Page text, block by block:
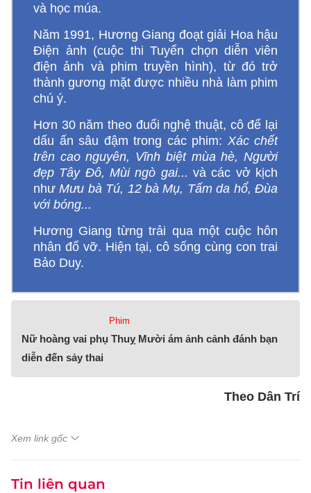
và học múa.
Năm 1991, Hương Giang đoạt giải Hoa hậu
Điện ảnh (cuộc thi Tuyển chọn diễn viên
điện ảnh và phim truyền hình), từ đó trở
thành gương mặt được nhiều nhà làm phim
chú ý.
Hơn 30 năm theo đuổi nghệ thuật, cô để lại
dấu ấn sâu đậm trong các phim: Xác chết
trên cao nguyên, Vĩnh biệt mùa hè, Người
đẹp Tây Đô, Mùi ngò gai... và các vở kịch
nhưMưu bà Tú, 12 bà Mụ, Tấm da hổ, Đùa
với bóng...
Hương Giang từng trải qua một cuộc hôn
nhân đổ vỡ. Hiện tại, cô sống cùng con trai
Bảo Duy.
Phim
Nữ hoàng vai phụ Thuỵ Mười ám ảnh cảnh đánh bạn
diễn đến sảy thai
Theo Dân Trí
Xem link gốc
Tin liên quan